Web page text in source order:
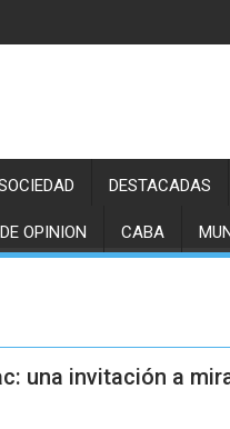
DESTACADAS
OPINION CABA
una invitación a